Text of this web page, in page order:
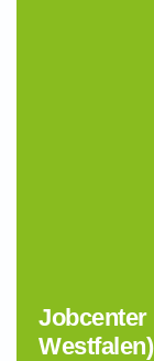
Jobcenter
Westfalen)